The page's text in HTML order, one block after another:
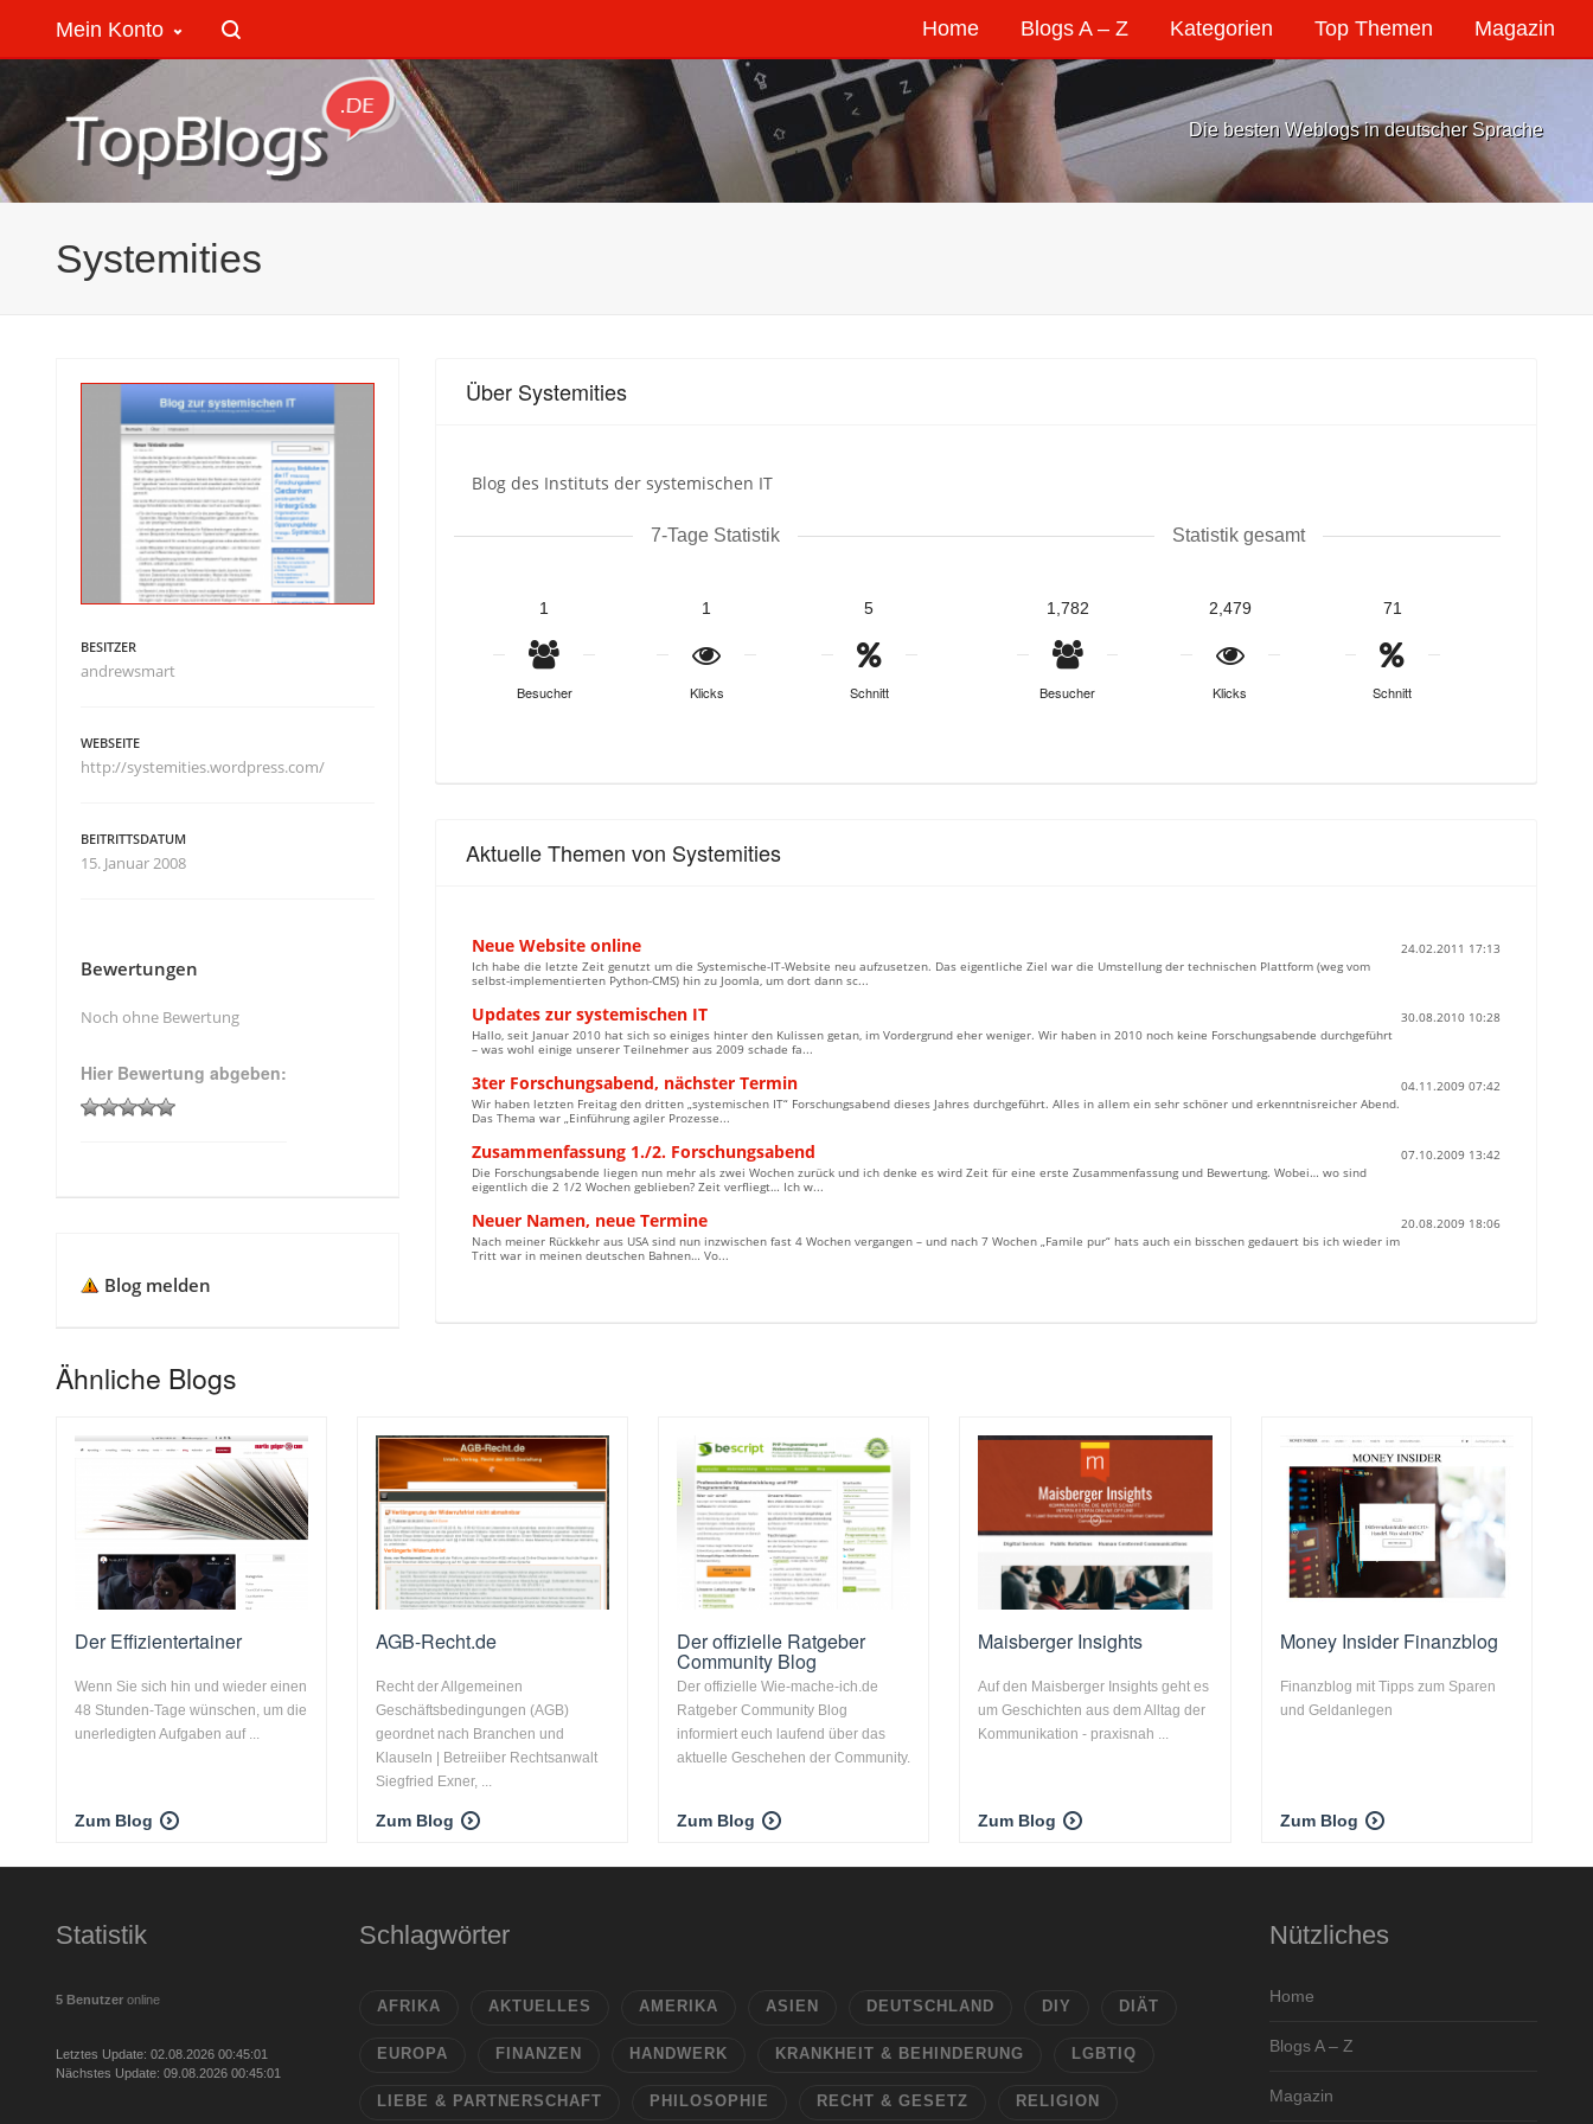
Home Blogs A – Z Kategorien Top Themen Magazin
Mein Konto
Die besten Weblogs in deutscher Sprache
Systemities
Über Systemities
Blog des Instituts der systemischen IT
7-Tage Statistik
1
Besucher
1
Klicks
5
Schnitt
Statistik gesamt
1,782
Besucher
2,479
Klicks
71
Schnitt
Aktuelle Themen von Systemities
Neue Website online
24.02.2011 17:13
Ich habe die letzte Zeit genutzt um die Systemische-IT-Website neu aufzusetzen. Das eigentliche Ziel war die Umstellung der technischen Plattform (weg vom
selbst-implementierten Python-CMS) hin zu Joomla, um dort dann sc...
Updates zur systemischen IT
30.08.2010 10:28
Hallo, seit Januar 2010 hat sich so einiges hinter den Kulissen getan, im Vordergrund eher weniger. Wir haben in 2010 noch keine Forschungsabende durchgeführt
– was wohl einige unserer Teilnehmer aus 2009 schade fa...
3ter Forschungsabend, nächster Termin
04.11.2009 07:42
Wir haben letzten Freitag den dritten „systemischen IT“ Forschungsabend dieses Jahres durchgeführt. Alles in allem ein sehr schöner und erkenntnisreicher Abend.
Das Thema war „Einführung agiler Prozesse...
Zusammenfassung 1./2. Forschungsabend
07.10.2009 13:42
Die Forschungsabende liegen nun mehr als zwei Wochen zurück und ich denke es wird Zeit für eine erste Zusammenfassung und Bewertung. Wobei… wo sind
eigentlich die 2 1/2 Wochen geblieben? Zeit verfliegt… Ich w...
Neuer Namen, neue Termine
20.08.2009 18:06
Nach meiner Rückkehr aus USA sind nun inzwischen fast 4 Wochen vergangen – und nach 7 Wochen „Famile pur“ hats auch ein bisschen gedauert bis ich wieder im
Tritt war in meinen deutschen Bahnen… Vo...
BESITZER
andrewsmart
WEBSEITE
http://systemities.wordpress.com/
BEITRITTSDATUM
15. Januar 2008
Bewertungen
Noch ohne Bewertung
Hier Bewertung abgeben:
Blog melden
Ähnliche Blogs
Der Effizientertainer
Wenn Sie sich hin und wieder einen
48 Stunden-Tage wünschen, um die
unerledigten Aufgaben auf ...
Zum Blog
AGB-Recht.de
Recht der Allgemeinen
Geschäftsbedingungen (AGB)
geordnet nach Branchen und
Klauseln | Betreiiber Rechtsanwalt
Siegfried Exner, ...
Zum Blog
Der offizielle Ratgeber
Community Blog
Der offizielle Wie-mache-ich.de
Ratgeber Community Blog
informiert euch laufend über das
aktuelle Geschehen der Community.
Zum Blog
Maisberger Insights
Auf den Maisberger Insights geht es
um Geschichten aus dem Alltag der
Kommunikation - praxisnah ...
Zum Blog
Money Insider Finanzblog
Finanzblog mit Tipps zum Sparen
und Geldanlegen
Zum Blog
Statistik
5 Benutzer online
Letztes Update: 02.08.2026 00:45:01
Nächstes Update: 09.08.2026 00:45:01
Schlagwörter
AFRIKA AKTUELLES AMERIKA ASIEN DEUTSCHLAND DIY DIÄT
EUROPA FINANZEN HANDWERK KRANKHEIT & BEHINDERUNG LGBTIQ
LIEBE & PARTNERSCHAFT PHILOSOPHIE RECHT & GESETZ RELIGION
Nützliches
Home
Blogs A – Z
Magazin